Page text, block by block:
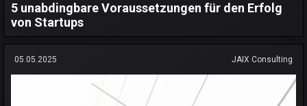
5 unabdingbare Voraussetzungen für den Erfolg
von Startups
05.05.2025 JAIX Consulting